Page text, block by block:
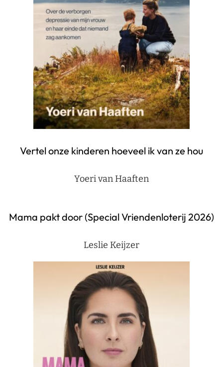
Vertel onze kinderen hoeveel ik van ze hou
Yoeri van Haaften
Mama pakt door (Special Vriendenloterij 2026)
Leslie Keijzer